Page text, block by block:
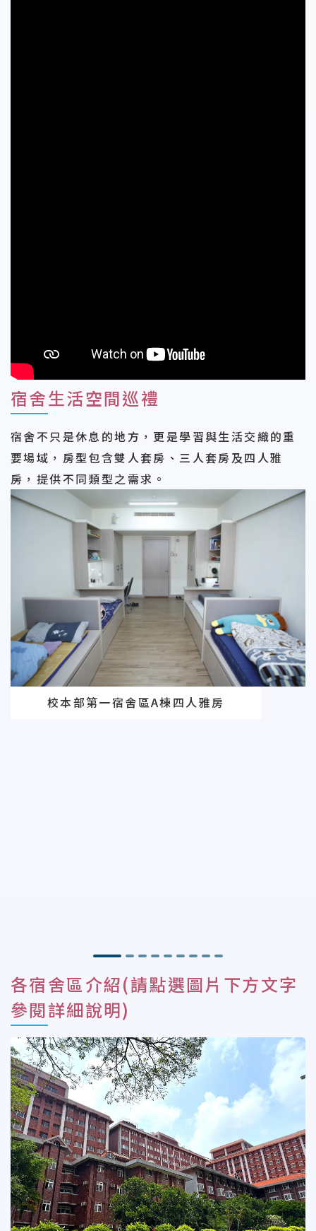
宿舍生活空間巡禮
宿舍不只是休息的地方，更是學習與生活交織的重
要場域，房型包含雙人套房、三人套房及四人雅
房，提供不同類型之需求。
校本部第一宿舍區A棟四人雅房
各宿舍區介紹(請點選圖片下方文字
參閱詳細說明)